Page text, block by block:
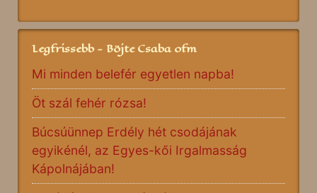
Legfrissebb - Böjte Csaba ofm
Mi minden belefér egyetlen napba!
Öt szál fehér rózsa!
Búcsúünnep Erdély hét csodájának
egyikénél, az Egyes-kői Irgalmasság
Kápolnájában!